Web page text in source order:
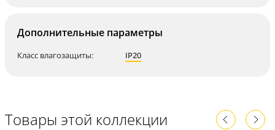
Дополнительные параметры
Класс влагозащиты: IP20
Товары этой коллекции